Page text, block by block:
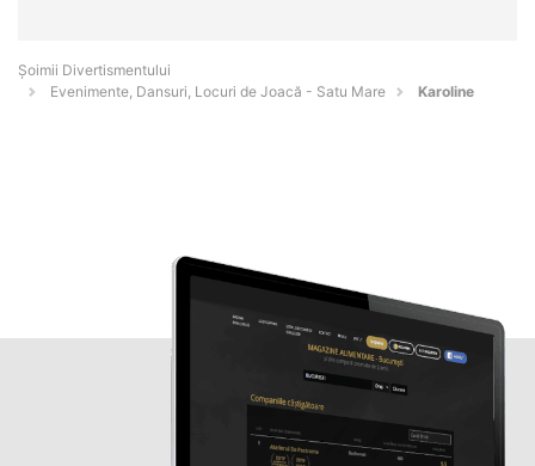
Şoimii Divertismentului
Evenimente, Dansuri, Locuri de Joacă - Satu Mare
Karoline